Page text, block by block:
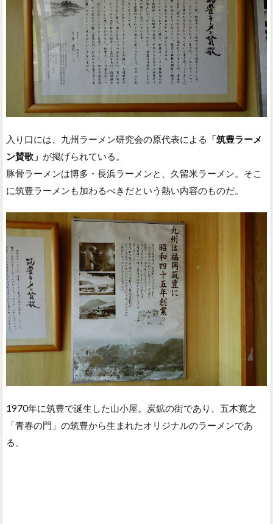
入り口には、九州ラーメン研究会の原代表による
「筑豊ラーメ
ン賛歌」 が掲げられている。
豚骨ラーメンは博多・長浜ラーメンと、久留米ラーメン。そこ
に筑豊ラーメンも加わるべきだという熱い内容のものだ。
1970年に筑豊で誕生した山小屋。炭鉱の街であり、五木寛之
「青春の門」の筑豊から生まれたオリジナルのラーメンであ
る。